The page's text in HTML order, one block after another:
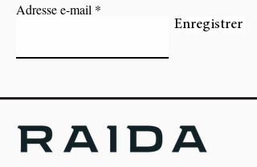
Adresse e-mail
Enregistrer